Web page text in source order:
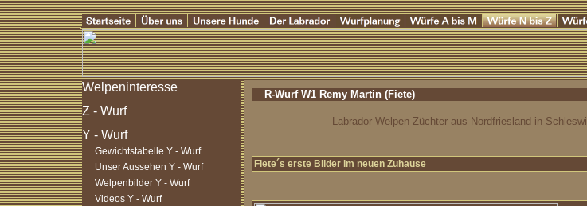
Gewichtstabelle Y - Wurf
Unser Aussehen Y - Wurf
Welpenbilder Y - Wurf
Videos Y - Wurf
R-Wurf W1 Remy Martin (Fiete)
Labrador Welpen Züchter aus Nordfriesland in
Fiete´s erste Bilder im neuen Zuhause